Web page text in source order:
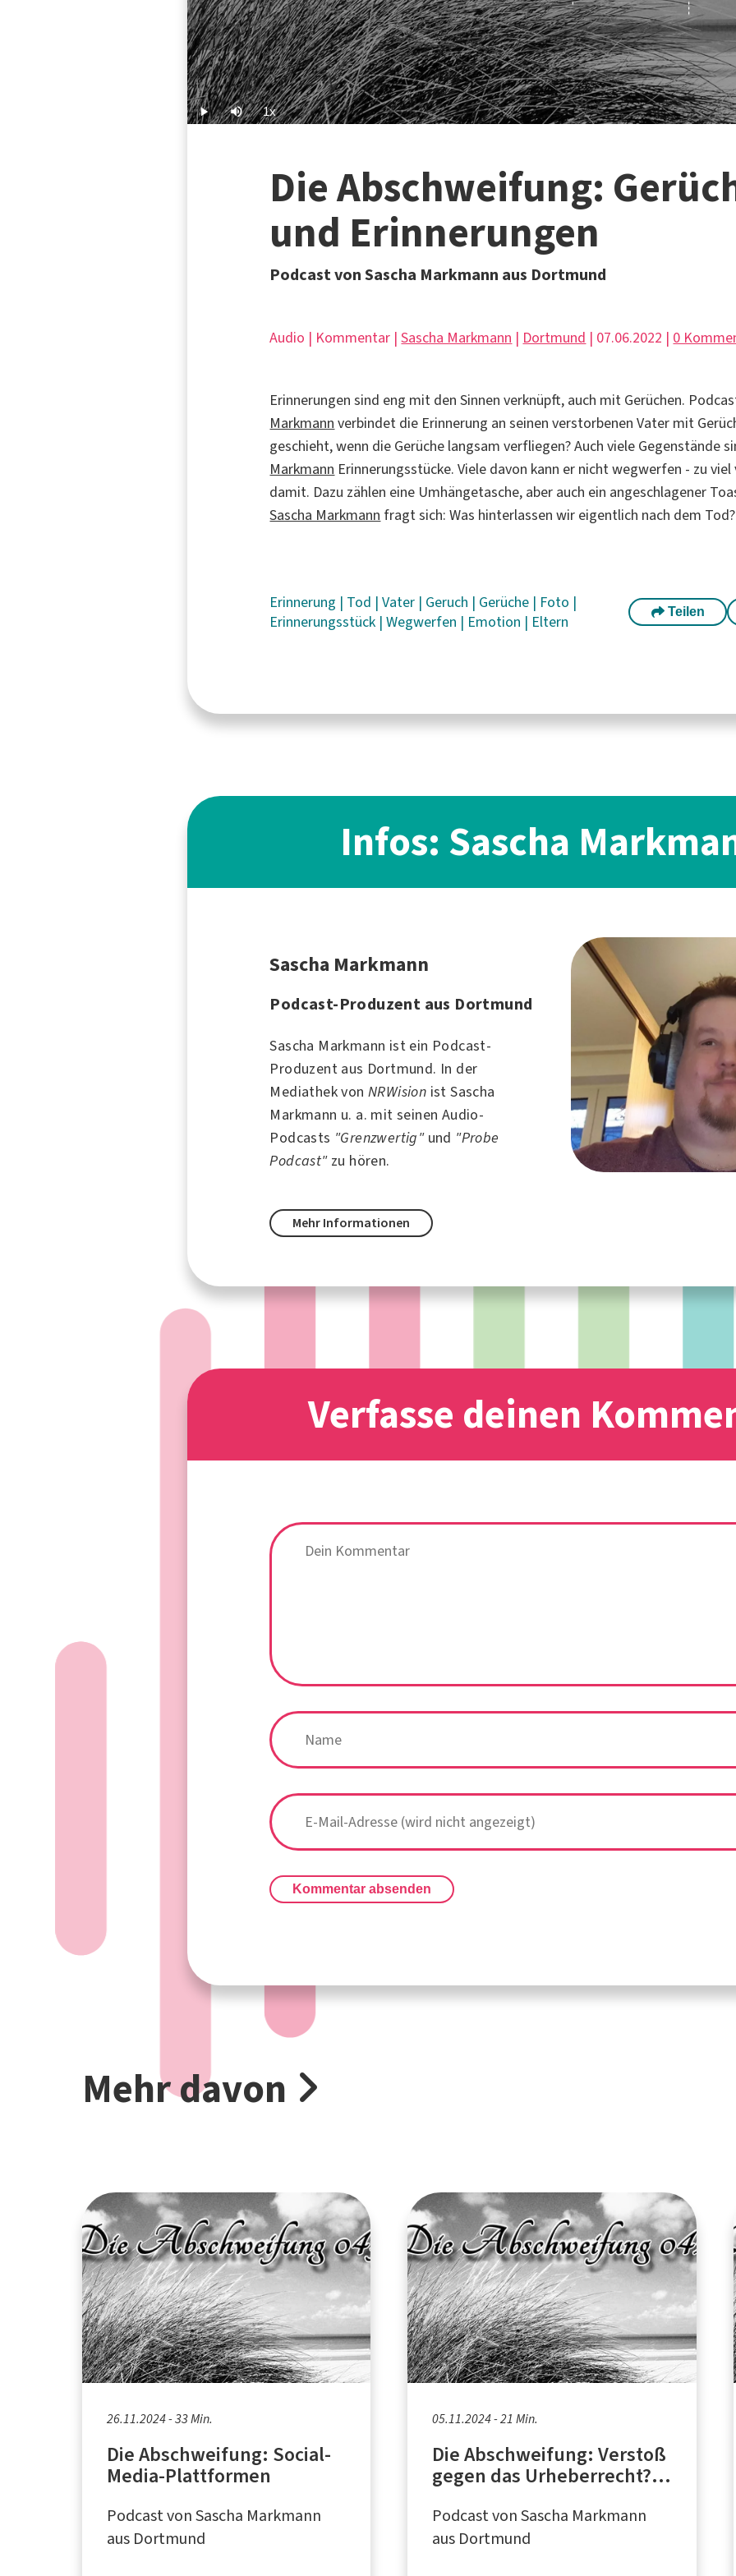
Play Mute 1xPlayback
Rate
Die Abschweifung:
und Erinnerungen
Podcast von Sascha Markmann aus Dortmund
Audio | Kommentar |Sascha Markmann | Dortmund | 07.06.2022 | 0
Erinnerungen sind eng mit den Sinnen verknüpft, auch mit Gerüchen.
Markmann verbindet die Erinnerung an seinen verstorbenen Vater mit
geschieht, wenn die Gerüche langsam verfliegen? Auch viele Gegenstände
Markmann Erinnerungsstücke. Viele davon kann er nicht wegwerfen - zu
damit. Dazu zählen eine Umhängetasche, aber auch ein angeschlagener
Sascha Markmann fragt sich: Was hinterlassen wir eigentlich nach dem Tod?
Erinnerung | Tod |Vater | Geruch | Gerüche | Foto |
Erinnerungsstück |Wegwerfen | Emotion | Eltern
Teilen
Infos: Sascha
Sascha Markmann
Podcast-Produzent aus Dortmund
Sascha Markmann ist ein Podcast-
Produzent aus Dortmund. In der
Mediathek vonNRWision ist Sascha
Markmann u. a. mit seinen Audio-
Podcasts "Grenzwertig"und "Probe
Podcast"zu hören.
Mehr Informationen
Verfasse deinen
Kommentar absenden
Mehr davon
26.11.2024 - 33 Min.
Die Abschweifung: Social-
Media-Plattformen
Podcast von Sascha Markmann
aus Dortmund
05.11.2024 - 21 Min.
Die Abschweifung: Verstoß
gegen das Urheberrecht? -
AdSimple
Podcast von Sascha Markmann
aus Dortmund